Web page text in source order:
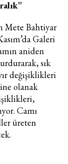
Mete Bahtiyar
Galeri
aniden
sık
değişiklikleri
olanak
Camı
üreten